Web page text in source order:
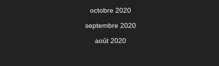
octobre 2020
septembre 2020
août 2020